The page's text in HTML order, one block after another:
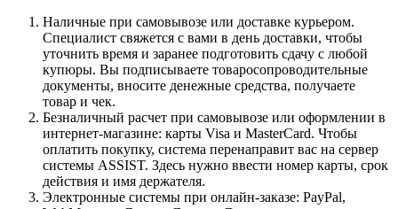
Наличные при самовывозе или доставке курьером.
Специалист свяжется с вами в день доставки, чтобы
уточнить время и заранее подготовить сдачу с любой
купюры. Вы подписываете товаросопроводительные
документы, вносите денежные средства, получаете
товар и чек.
Безналичный расчет при самовывозе или оформлении в
интернет-магазине: карты Visa и MasterCard. Чтобы
оплатить покупку, система перенаправит вас на сервер
системы ASSIST. Здесь нужно ввести номер карты, срок
действия и имя держателя.
Электронные системы при онлайн-заказе: PayPal,